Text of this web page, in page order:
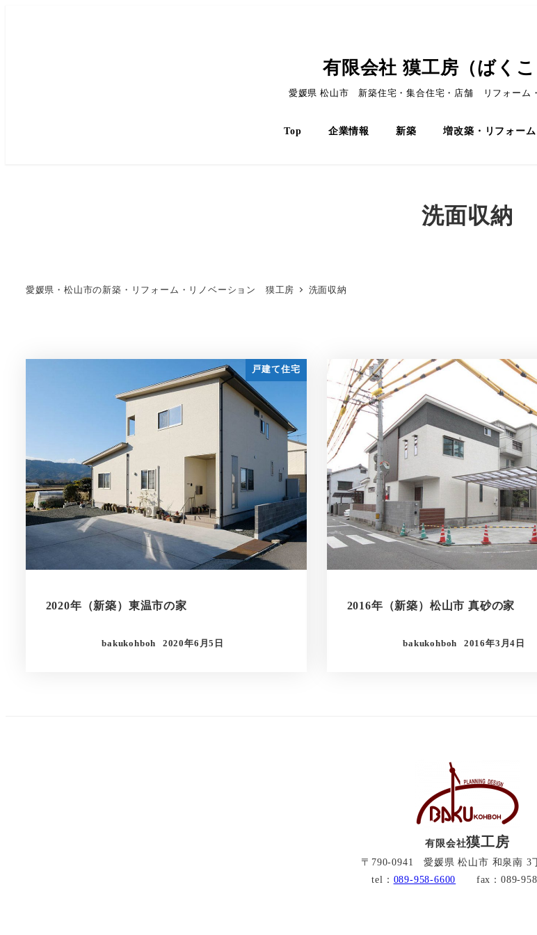
有限会社 獏工房（ばくこ
愛媛県 松山市 新築住宅・集合住宅・店舗 リフォーム
Top 企業情報 新築 増改築・リフォーム
洗面収納
愛媛県・松山市の新築・リフォーム・リノベーション 獏工房 洗面収納
戸建て住宅
2020年（新築）東温市の家
bakukohboh 2020年6月5日
2016年（新築）松山市 真砂の家
bakukohboh 2016年3月4日
有限会社獏工房
〒790-0941 愛媛県 松山市 和泉南 3
tel： 089-958-6600 fax：089-